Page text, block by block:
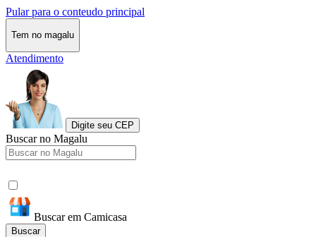
Pular para o conteudo principal
Tem no magalu
Atendimento
Digite seu CEP
Buscar no Magalu
Buscar em Camicasa
Buscar